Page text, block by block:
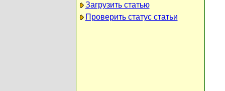
Загрузить статью
Проверить статус статьи